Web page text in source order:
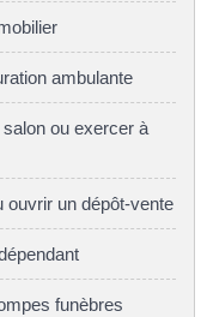
ambulante
ou exercer à
ouvrir un dépôt-vente
funèbres